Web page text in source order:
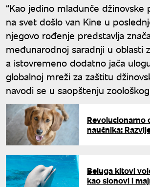
“Kao jedino mladunče džinovske
na svet došlo van Kine u
njegovo rođenje predstavlja
međunarodnoj saradnji u oblasti
a istovremeno dodatno jača
globalnoj mreži za zaštitu
navodi se u saopštenju
Revolucionarno
naučnika:
Beluga kitovi
kao slonovi i